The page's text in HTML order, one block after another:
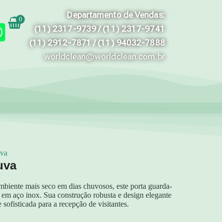
0
Departamento de Vendas:
(11) 2317-9739 / (11) 2317-9741
(11) 2912-7871 / (11) 94032-7888
worldclean@worldclean.com.br
mais seco em dias chuvosos, este porta guarda-
aço inox. Sua construção robusta e design elegante
para a recepção de visitantes.